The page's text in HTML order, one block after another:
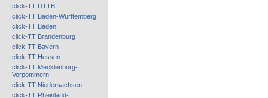
click-TT DTTB
click-TT Baden-Württemberg
click-TT Baden
click-TT Brandenburg
click-TT Bayern
click-TT Hessen
click-TT Mecklenburg-
Vorpommern
click-TT Niedersachsen
click-TT Rheinland-